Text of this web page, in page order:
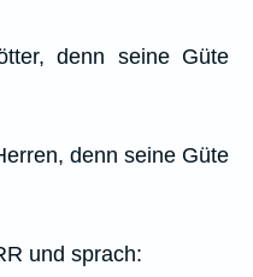
denn seine Güte
denn seine Güte
und sprach: